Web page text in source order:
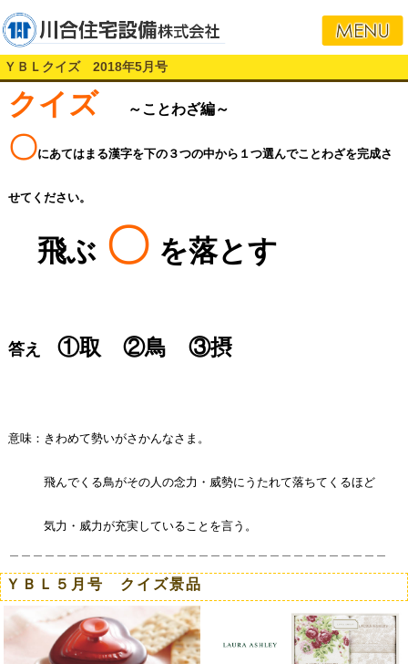
ＹＢＬクイズ 2018年5月号
クイズ ～ことわざ編～
〇にあてはまる漢字を下の３つの中から１つ選んでことわざを完成さ
せてください。
飛ぶ 〇 を落とす
答え ①取 ②鳥 ③摂
意味：きわめて勢いがさかんなさま。
飛んでくる鳥がその人の念力・威勢にうたれて落ちてくるほど
気力・威力が充実していることを言う。
ＹＢＬ５月号 クイズ景品